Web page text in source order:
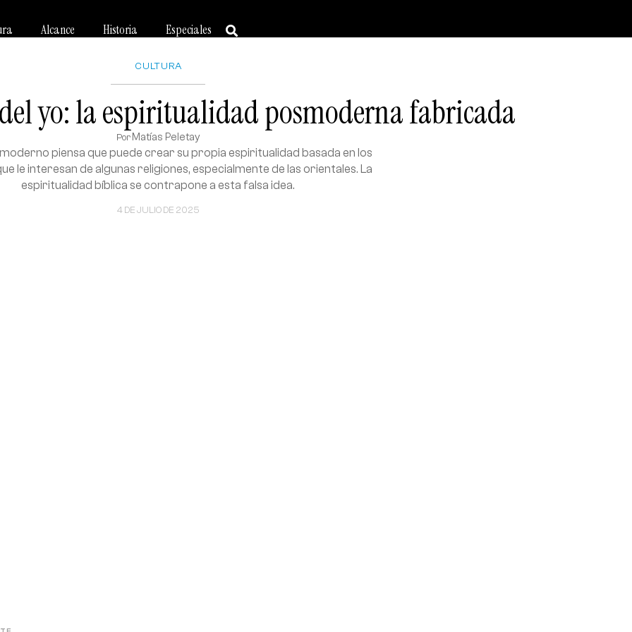
Alcance Historia Especiales
CULTURA
yo: la espiritualidad posmoderna fabricada
Por Matías Peletay
4 DE JULIO DE 2025
piensa que puede crear su propia espiritualidad basada en los
le interesan de algunas religiones, especialmente de las orientales. La
espiritualidad bíblica se contrapone a esta falsa idea.